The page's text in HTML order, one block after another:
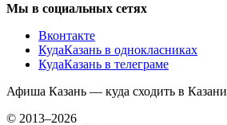
Мы в социальных сетях
Вконтакте
КудаКазань в однокласниках
КудаКазань в телеграме
Афиша Казань — куда сходить в Казани
© 2013–2026